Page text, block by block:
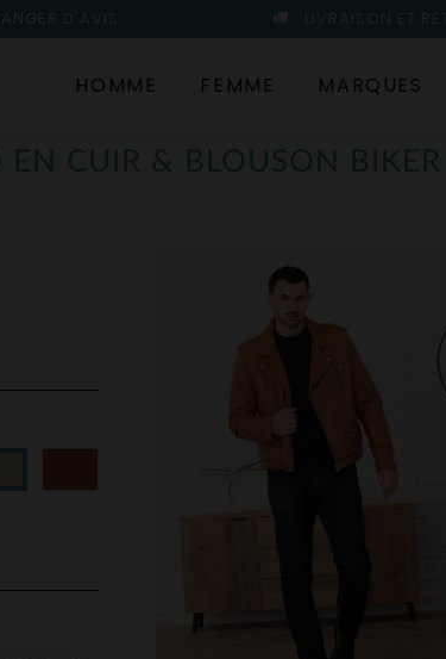
D'AVIS LIVRAISON ET
HOMME FEMME MARQUES
EN CUIR & BLOUSON